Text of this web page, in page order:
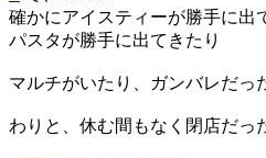
確かにアイスティーが勝手に出
パスタが勝手に出てきたり
マルチがいたり、ガンバレだっ
わりと、休む間もなく閉店だっ